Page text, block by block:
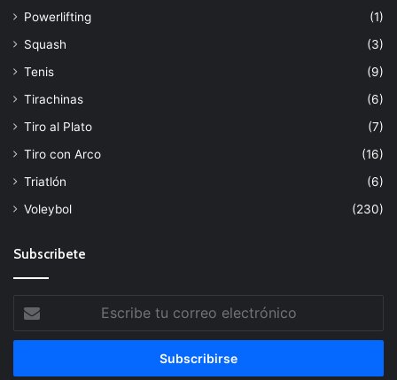
Powerlifting
(1)
Squash
(3)
Tenis
(9)
Tirachinas
(6)
Tiro al Plato
(7)
Tiro con Arco
(16)
Triatlón
(6)
Voleybol
(230)
Subscribete
tu
correo